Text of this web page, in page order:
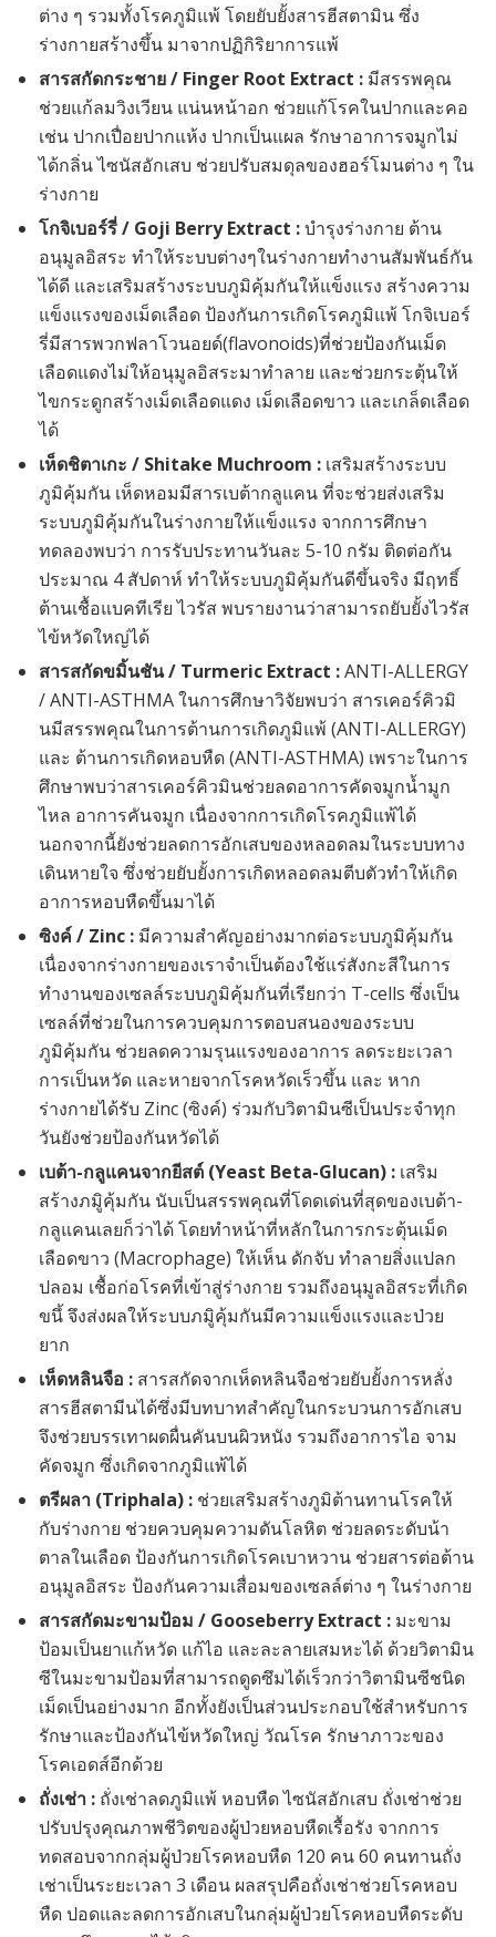
ต่าง ๆ รวมทั้งโรคภูมิแพ้ โดยยับยั้งสารฮีสตามิน ซึ่ง
ร่างกายสร้างขึ้น มาจากปฏิกิริยาการแพ้
สารสกัดกระชาย / Finger Root Extract : มีสรรพคุณ
ช่วยแก้ลมวิงเวียน แน่นหน้าอก ช่วยแก้โรคในปากและคอ
เช่น ปากเปื่อยปากแห้ง ปากเป็นแผล รักษาอาการจมูกไม่
ได้กลิ่น ไซนัสอักเสบ ช่วยปรับสมดุลของฮอร์โมนต่าง ๆ ใน
ร่างกาย
โกจิเบอร์รี่ / Goji Berry Extract :บำรุงร่างกาย ต้าน
อนุมูลอิสระ ทำให้ระบบต่างๆในร่างกายทำงานสัมพันธ์กัน
ได้ดี และเสริมสร้างระบบภูมิคุ้มกันให้แข็งแรง สร้างความ
แข็งแรงของเม็ดเลือด ป้องกันการเกิดโรคภูมิแพ้ โกจิเบอร์
รี่มีสารพวกฟลาโวนอยด์(flavonoids)ที่ช่วยป้องกันเม็ด
เลือดแดงไม่ให้อนุมูลอิสระมาทำลาย และช่วยกระตุ้นให้
ไขกระดูกสร้างเม็ดเลือดแดง เม็ดเลือดขาว และเกล็ดเลือด
ได้
เห็ดชิตาเกะ / Shitake Muchroom : เสริมสร้างระบบ
ภูมิคุ้มกัน เห็ดหอมมีสารเบต้ากลูแคน ที่จะช่วยส่งเสริม
ระบบภูมิคุ้มกันในร่างกายให้แข็งแรง จากการศึกษา
ทดลองพบว่า การรับประทานวันละ 5-10 กรัม ติดต่อกัน
ประมาณ 4 สัปดาห์ ทำให้ระบบภูมิคุ้มกันดีขึ้นจริง มีฤทธิ์
ต้านเชื้อแบคทีเรีย ไวรัส พบรายงานว่าสามารถยับยั้งไวรัส
ไข้หวัดใหญ่ได้
สารสกัดขมิ้นชัน / Turmeric Extract :ANTI-ALLERGY
/ ANTI-ASTHMA ในการศึกษาวิจัยพบว่า สารเคอร์คิวมิ
นมีสรรพคุณในการต้านการเกิดภูมิแพ้ (ANTI-ALLERGY)
และ ต้านการเกิดหอบหืด (ANTI-ASTHMA) เพราะในการ
ศึกษาพบว่าสารเคอร์คิวมินช่วยลดอาการคัดจมูกน้ำมูก
ไหล อาการคันจมูก เนื่องจากการเกิดโรคภูมิแพ้ได้
นอกจากนี้ยังช่วยลดการอักเสบของหลอดลมในระบบทาง
เดินหายใจ ซึ่งช่วยยับยั้งการเกิดหลอดลมตีบตัวทำให้เกิด
อาการหอบหืดขึ้นมาได้
ซิงค์ / Zinc : มีความสำคัญอย่างมากต่อระบบภูมิคุ้มกัน
เนื่องจากร่างกายของเราจำเป็นต้องใช้แร่สังกะสีในการ
ทำงานของเซลล์ระบบภูมิคุ้มกันที่เรียกว่า T-cells ซึ่งเป็น
เซลล์ที่ช่วยในการควบคุมการตอบสนองของระบบ
ภูมิคุ้มกัน ช่วยลดความรุนแรงของอาการ ลดระยะเวลา
การเป็นหวัด และหายจากโรคหวัดเร็วขึ้น และ หาก
ร่างกายได้รับ Zinc (ซิงค์) ร่วมกับวิตามินซีเป็นประจำทุก
วันยังช่วยป้องกันหวัดได้
เบต้า-กลูแคนจากยีสต์ (Yeast Beta-Glucan) : เสริม
สร้างภมูิคุ้มกัน นับเป็นสรรพคุณที่โดดเด่นที่สุดของเบต้า-
กลูแคนเลยก็ว่าได้ โดยทำหน้าที่หลักในการกระตุ้นเม็ด
เลือดขาว (Macrophage) ให้เห็น ดักจับ ทำลายสิ่งแปลก
ปลอม เชื้อก่อโรคที่เข้าสู่ร่างกาย รวมถึงอนุมูลอิสระที่เกิด
ขนึ้ จึงส่งผลให้ระบบภมูิคุ้มกันมีความแข็งแรงและป่วย
ยาก
เห็ดหลินจือ : สารสกัดจากเห็ดหลินจือช่วยยับยั้งการหลั่ง
สารฮีสตามีนได้ซึ่งมีบทบาทสำคัญในกระบวนการอักเสบ
จึงช่วยบรรเทาผดผื่นคันบนผิวหนัง รวมถึงอาการไอ จาม
คัดจมูก ซึ่งเกิดจากภูมิแพ้ได้
ตรีผลา (Triphala) : ช่วยเสริมสร้างภูมิต้านทานโรคให้
กับร่างกาย ช่วยควบคุมความดันโลหิต ช่วยลดระดับน้า
ตาลในเลือด ป้องกันการเกิดโรคเบาหวาน ช่วยสารต่อต้าน
อนุมูลอิสระ ป้องกันความเสื่อมของเซลล์ต่าง ๆ ในร่างกาย
สารสกัดมะขามป้อม / Gooseberry Extract : มะขาม
ป้อมเป็นยาแก้หวัด แก้ไอ และละลายเสมหะได้ ด้วยวิตามิน
ซีในมะขามป้อมที่สามารถดูดซึมได้เร็วกว่าวิตามินซีชนิด
เม็ดเป็นอย่างมาก อีกทั้งยังเป็นส่วนประกอบใช้สำหรับการ
รักษาและป้องกันไข้หวัดใหญ่ วัณโรค รักษาภาวะของ
โรคเอดส์อีกด้วย
ถั่งเช่า : ถั่งเช่าลดภูมิแพ้ หอบหืด ไซนัสอักเสบ ถั่งเช่าช่วย
ปรับปรุงคุณภาพชีวิตของผู้ป่วยหอบหืดเรื้อรัง จากการ
ทดสอบจากกลุ่มผู้ป่วยโรคหอบหืด 120 คน 60 คนทานถั่ง
เช่าเป็นระยะเวลา 3 เดือน ผลสรุปคือถั่งเช่าช่วยโรคหอบ
หืด ปอดและลดการอักเสบในกลุ่มผู้ป่วยโรคหอบหืดระดับ